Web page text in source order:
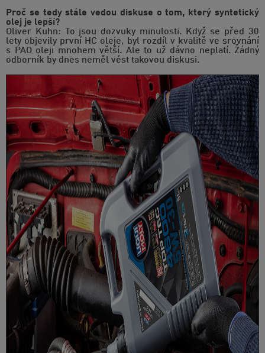
Proč se tedy stále vedou diskuse o tom, který syntetický
olej je lepší?
Oliver Kuhn: To jsou dozvuky minulosti. Když se před 30
lety objevily první HC oleje, byl rozdíl v kvalitě ve srovnání
s PAO oleji mnohem větší. Ale to už dávno neplatí. Žádný
odborník by dnes neměl vést takovou diskusi.